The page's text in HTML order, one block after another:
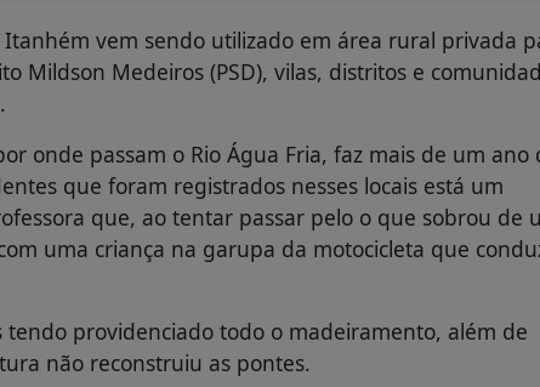
vem sendo utilizado em área rural privada
Mildson Medeiros (PSD), vilas, distritos e
onde passam o Rio Água Fria, faz mais de um ano
que foram registrados nesses locais está um
que, ao tentar passar pelo o que sobrou de
uma criança na garupa da motocicleta que
tendo providenciado todo o madeiramento, além de
não reconstruiu as pontes.